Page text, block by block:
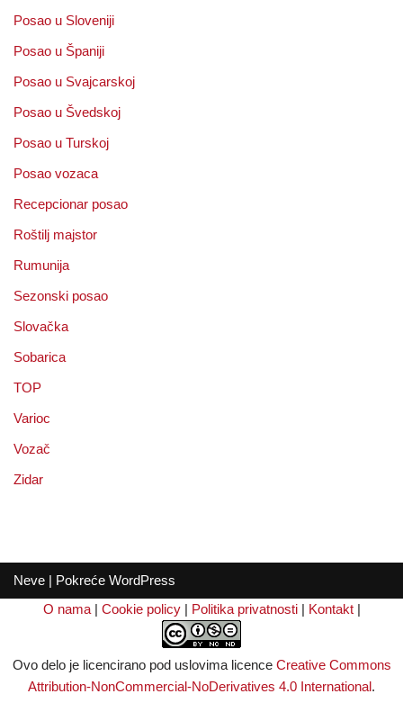
Posao u Sloveniji
Posao u Španiji
Posao u Svajcarskoj
Posao u Švedskoj
Posao u Turskoj
Posao vozaca
Recepcionar posao
Roštilj majstor
Rumunija
Sezonski posao
Slovačka
Sobarica
TOP
Varioc
Vozač
Zidar
Neve | Pokreće WordPress
O nama | Cookie policy | Politika privatnosti | Kontakt |
Ovo delo je licencirano pod uslovima licence Creative Commons
Attribution-NonCommercial-NoDerivatives 4.0 International.